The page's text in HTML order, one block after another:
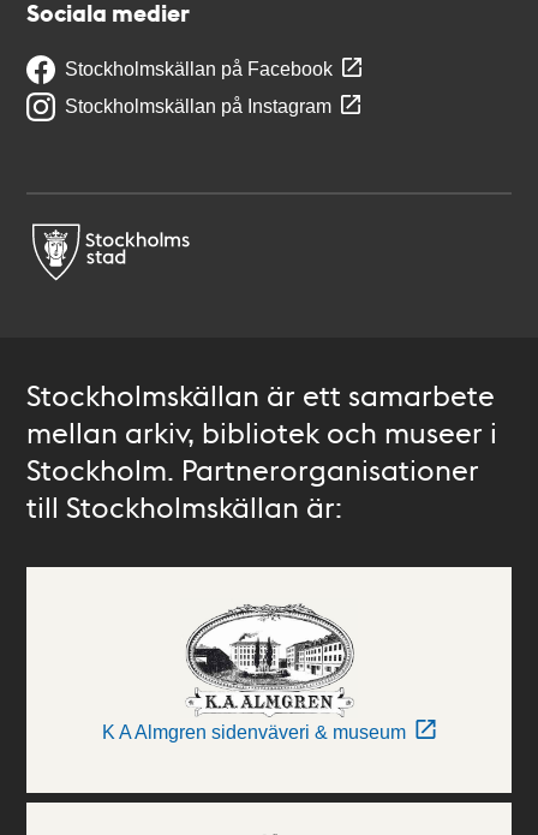
Sociala medier
Stockholmskällan på Facebook
Stockholmskällan på Instagram
Stockholmskällan är ett samarbete
mellan arkiv, bibliotek och museer i
Stockholm. Partnerorganisationer
till Stockholmskällan är:
K A Almgren sidenväveri & museum